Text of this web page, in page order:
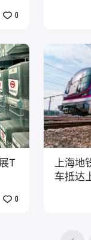
0
T
0
上海
车抵达